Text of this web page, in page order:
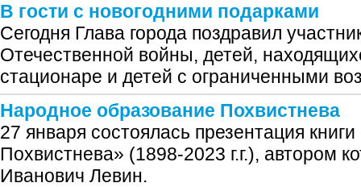
В гости с новогодними подарками
Сегодня Глава города поздравил
Отечественной войны, детей,
стационаре и детей с ограниченными
Народное образование Похвистнева
27 января состоялась презентация
Похвистнева» (1898-2023 г.г.), автором
Иванович Левин.